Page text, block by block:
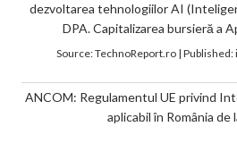
dezvoltarea tehnologiilor AI
DPA. Capitalizarea bursieră a
Source:TechnoReport.ro| Published:
ANCOM: Regulamentul UE privind
aplicabil în România de